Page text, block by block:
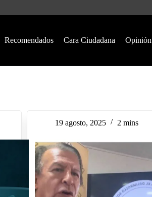
Recomendados Cara Ciudadana Opinión
19 agosto, 2025 2 mins